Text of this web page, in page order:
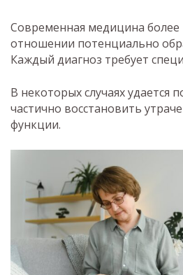
Современная медицина более
отношении потенциально
Каждый диагноз требует
В некоторых случаях удается
частично восстановить
функции.